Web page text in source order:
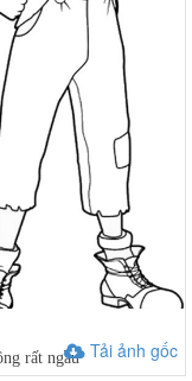
Tải ảnh gốc
rất ngầu